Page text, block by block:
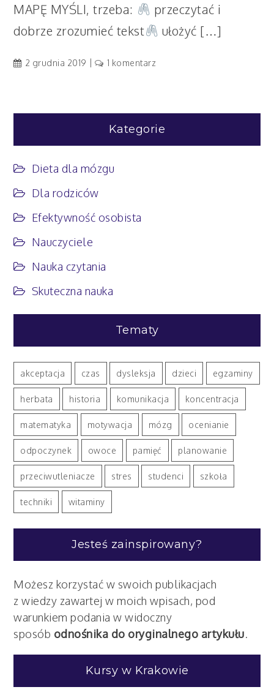
MAPĘ MYŚLI, trzeba:
przeczytać i
dobrze zrozumieć tekst
ułożyć […]
2 grudnia 2019 1 komentarz
do
Kategorie
Dieta dla mózgu
Dla rodziców
Efektywność osobista
Nauczyciele
Nauka czytania
Skuteczna nauka
Tematy
akceptacja czas dysleksja dzieci egzaminy
herbata historia komunikacja koncentracja
matematyka motywacja mózg ocenianie
odpoczynek owoce pamięć planowanie
przeciwutleniacze stres studenci szkoła
techniki witaminy
Jesteś zainspirowany?
Możesz korzystać w swoich publikacjach
z wiedzy zawartej w moich wpisach, pod
warunkiem podania w widoczny
sposób odnośnika do oryginalnego artykułu.
Kursy w Krakowie